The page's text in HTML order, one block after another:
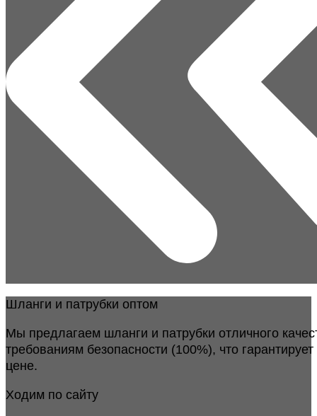
Шланги и патрубки оптом
Мы предлагаем шланги и патрубки отличного
требованиям безопасности (100%), что
цене.
Ходим по сайту